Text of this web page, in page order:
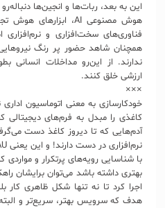
این به بعد، ربات‌ها و انجین‌ها
فناوری‌های سخت‌افزاری و
همچنان شاهد حضور پر رنگ
ندارند. از این‌رو مداخلات
ارزشی خلق کنند.
×××
خودکارسازی به معنی اتوماسیون
کاغذی را مبدل به فرم‌های دیجیتالی
آدم‌هایی که تا دیروز کاغذ دست
نرم‌افزاری در دست دارند! و این یعنی BAU کسب‌وکار به شکل مرسوم!
با شناسایی رویه‌های پرتکرار و
بهتری داشته باشد می‌توان برایشان
اجرا کرد تا نه تنها شکل ظاهری کار
هدف که سرویس بهتر، سریع‌تر و البته